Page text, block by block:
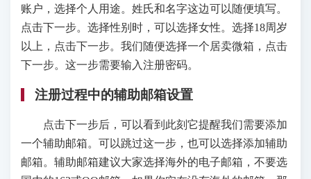
账户，选择个人用途。姓氏和名字这边可以随便填写。
点击下一步。选择性别时，可以选择女性。选择18周岁
以上，点击下一步。我们随便选择一个居卖微箱，点击
下一步。这一步需要输入注册密码。
注册过程中的辅助邮箱设置
点击下一步后，可以看到此刻它提醒我们需要添加
一个辅助邮箱。可以跳过这一步，也可以选择添加辅助
邮箱。辅助邮箱建议大家选择海外的电子邮箱，不要选